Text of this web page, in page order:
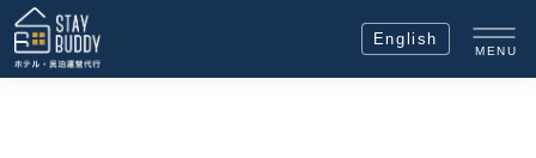
English
MENU